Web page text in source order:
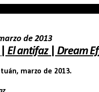
de 2013
El antifaz|Dream
marzo de 2013.